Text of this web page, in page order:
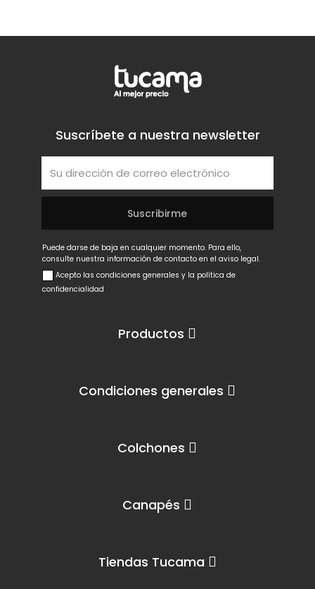
Productos
Condiciones generales
Colchones
Canapés
Tiendas Tucama
Suscríbete a nuestra newsletter
Puede darse de baja en cualquier momento. Para ello,
consulte nuestra información de contacto en el aviso legal.
Acepto las condiciones generales y la política de
confidencialidad